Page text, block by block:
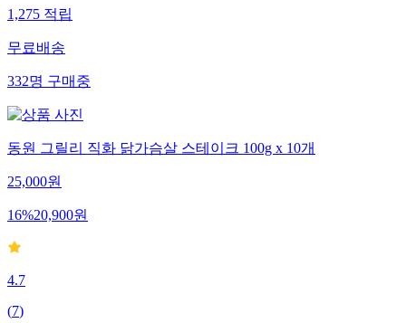
1,275적립
무료배송
332명구매중
동원 그릴리 직화 닭가슴살 스테이크 100g x 10개
25,000원
16%20,900원
4.7
(7)